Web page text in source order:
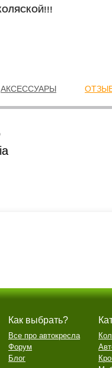
АКСЕССУАРЫ
Как выбрать?
Все про автокресла
Форум
Блог